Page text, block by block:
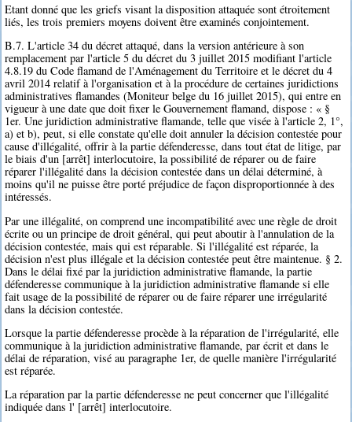
Etant donné que les griefs visant la disposition attaquée sont étroitement
liés, les trois premiers moyens doivent être examinés conjointement.
B.7. L'article 34 du décret attaqué, dans la version antérieure à son
remplacement par l'article 5 du décret du 3 juillet 2015 modifiant l'article
4.8.19 du Code flamand de l'Aménagement du Territoire et le décret du 4
avril 2014 relatif à l'organisation et à la procédure de certaines juridictions
administratives flamandes (Moniteur belge du 16 juillet 2015), qui entre en
vigueur à une date que doit fixer le Gouvernement flamand, dispose : « §
1er. Une juridiction administrative flamande, telle que visée à l'article 2, 1°,
a) et b), peut, si elle constate qu'elle doit annuler la décision contestée pour
cause d'illégalité, offrir à la partie défenderesse, dans tout état de litige, par
le biais d'un [arrêt] interlocutoire, la possibilité de réparer ou de faire
réparer l'illégalité dans la décision contestée dans un délai déterminé, à
moins qu'il ne puisse être porté préjudice de façon disproportionnée à des
intéressés.
Par une illégalité, on comprend une incompatibilité avec une règle de droit
écrite ou un principe de droit général, qui peut aboutir à l'annulation de la
décision contestée, mais qui est réparable. Si l'illégalité est réparée, la
décision n'est plus illégale et la décision contestée peut être maintenue. § 2.
Dans le délai fixé par la juridiction administrative flamande, la partie
défenderesse communique à la juridiction administrative flamande si elle
fait usage de la possibilité de réparer ou de faire réparer une irrégularité
dans la décision contestée.
Lorsque la partie défenderesse procède à la réparation de l'irrégularité, elle
communique à la juridiction administrative flamande, par écrit et dans le
délai de réparation, visé au paragraphe 1er, de quelle manière l'irrégularité
est réparée.
La réparation par la partie défenderesse ne peut concerner que l'illégalité
indiquée dans l' [arrêt] interlocutoire.